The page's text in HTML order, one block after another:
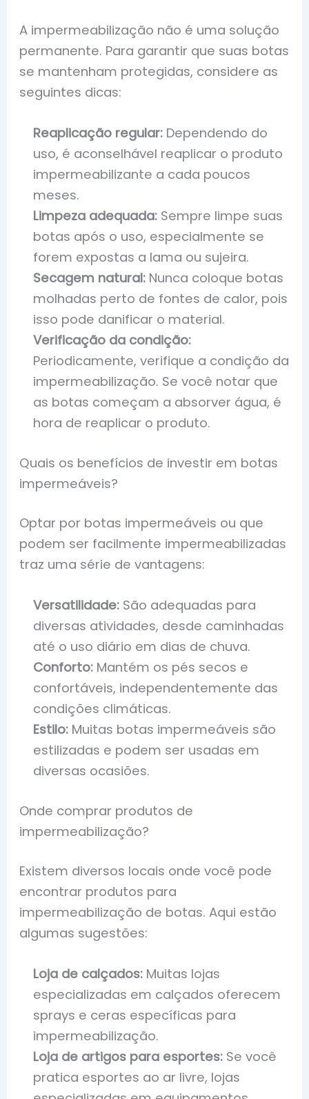
A impermeabilização não é uma solução
permanente. Para garantir que suas botas
se mantenham protegidas, considere as
seguintes dicas:
Reaplicação regular: Dependendo do
uso, é aconselhável reaplicar o produto
impermeabilizante a cada poucos
meses.
Limpeza adequada: Sempre limpe suas
botas após o uso, especialmente se
forem expostas a lama ou sujeira.
Secagem natural: Nunca coloque botas
molhadas perto de fontes de calor, pois
isso pode danificar o material.
Verificação da condição:
Periodicamente, verifique a condição da
impermeabilização. Se você notar que
as botas começam a absorver água, é
hora de reaplicar o produto.
Quais os benefícios de investir em botas
impermeáveis?
Optar por botas impermeáveis ou que
podem ser facilmente impermeabilizadas
traz uma série de vantagens:
Versatilidade: São adequadas para
diversas atividades, desde caminhadas
até o uso diário em dias de chuva.
Conforto: Mantém os pés secos e
confortáveis, independentemente das
condições climáticas.
Estilo: Muitas botas impermeáveis são
estilizadas e podem ser usadas em
diversas ocasiões.
Onde comprar produtos de
impermeabilização?
Existem diversos locais onde você pode
encontrar produtos para
impermeabilização de botas. Aqui estão
algumas sugestões:
Loja de calçados: Muitas lojas
especializadas em calçados oferecem
sprays e ceras específicas para
impermeabilização.
Loja de artigos para esportes: Se você
pratica esportes ao ar livre, lojas